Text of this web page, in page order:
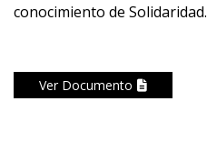
conocimiento de Solidaridad.
Ver Documento